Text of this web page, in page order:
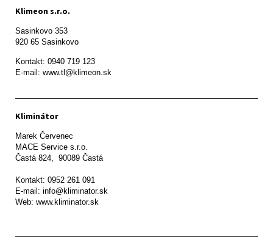
Klimeon s.r.o.
Sasinkovo 353
920 65 Sasinkovo
Kontakt: 0940 719 123
E-mail: www.tl@klimeon.sk
Kliminátor
Marek Červenec
MACE Service s.r.o.
Častá 824,  90089 Častá
Kontakt: 0952 261 091
E-mail: info@kliminator.sk
Web: www.kliminator.sk